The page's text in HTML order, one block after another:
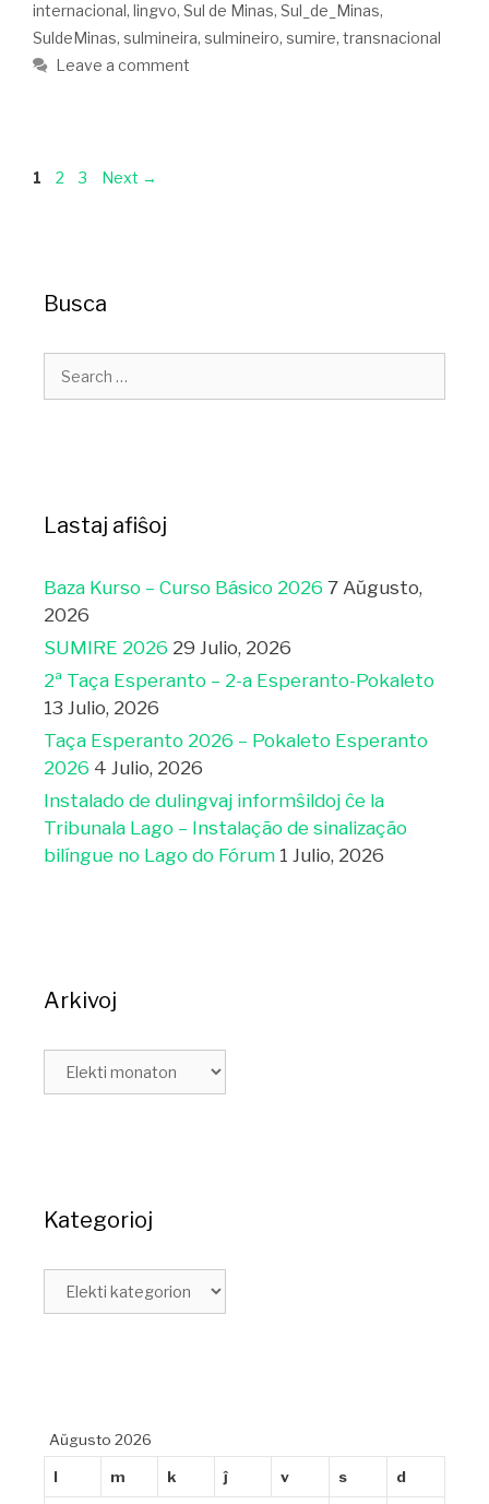
internacional, lingvo, Sul de Minas, Sul_de_Minas,
SuldeMinas, sulmineira, sulmineiro, sumire, transnacional
Leave a comment
1 2 3 Next →
Busca
Lastaj afiŝoj
Baza Kurso – Curso Básico 2026 7 Aŭgusto,
2026
SUMIRE 2026 29 Julio, 2026
2ª Taça Esperanto – 2-a Esperanto-Pokaleto
13 Julio, 2026
Taça Esperanto 2026 – Pokaleto Esperanto
2026 4 Julio, 2026
Instalado de dulingvaj informŝildoj ĉe la
Tribunala Lago – Instalação de sinalização
bilíngue no Lago do Fórum 1 Julio, 2026
Arkivoj
Kategorioj
Aŭgusto 2026
l m k ĵ v s d